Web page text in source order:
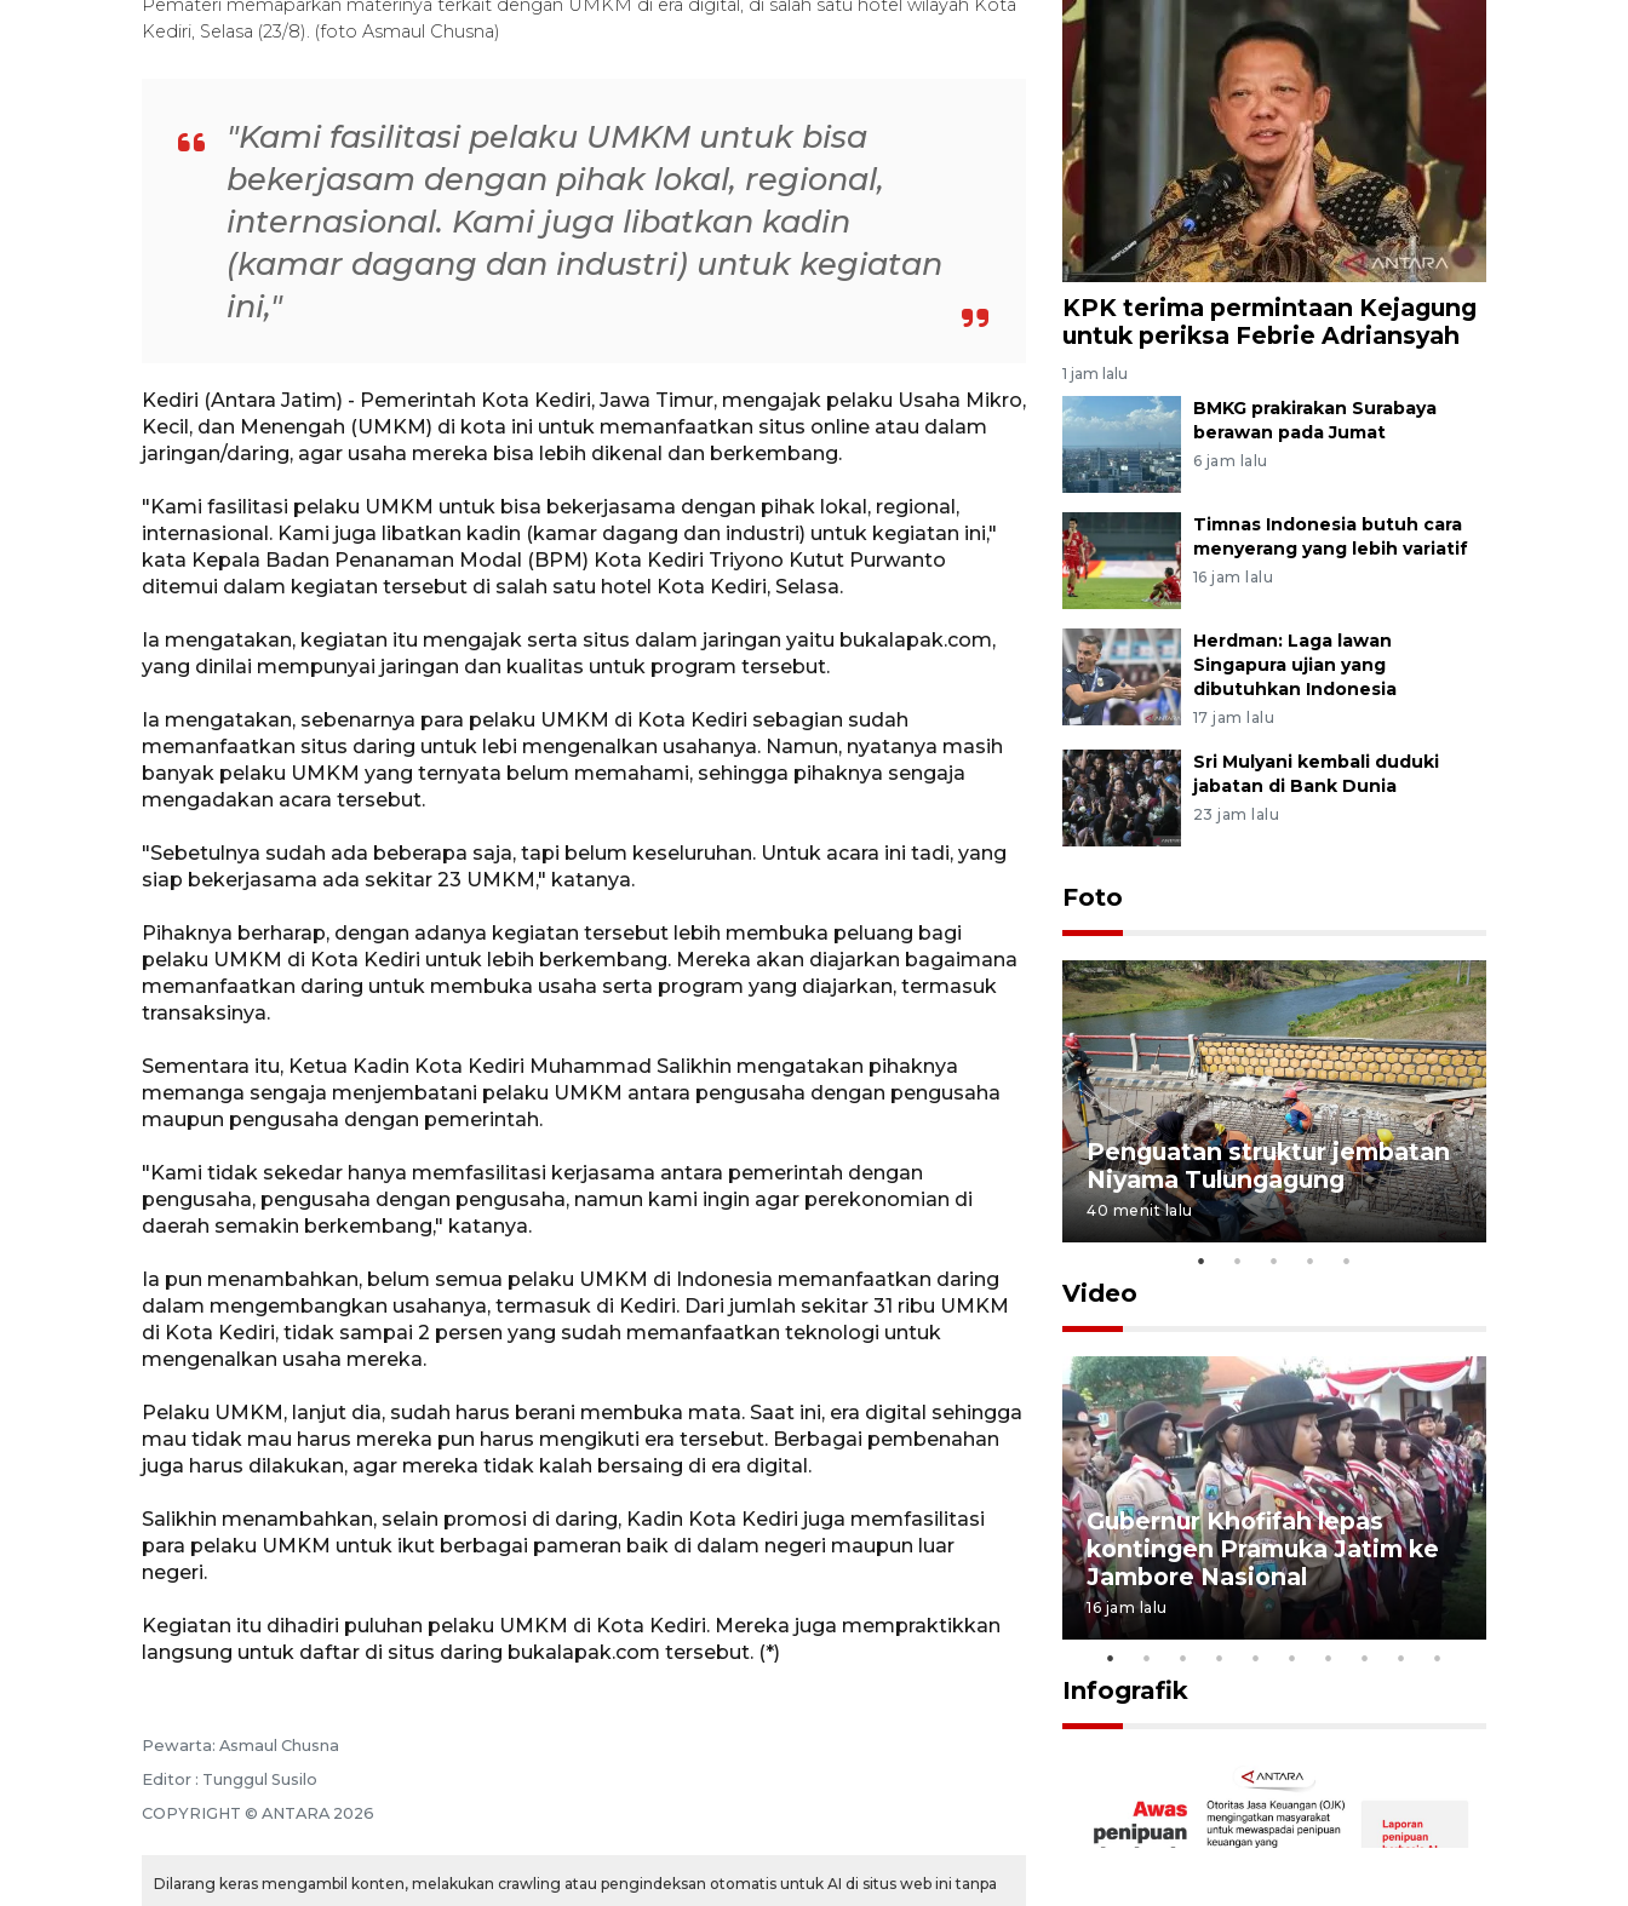
Pemateri memaparkan materinya terkait dengan UMKM di era digital, di salah satu hotel wilayah Kota
Kediri, Selasa (23/8). (foto Asmaul Chusna)
"Kami fasilitasi pelaku UMKM untuk bisa
bekerjasam dengan pihak lokal, regional,
internasional. Kami juga libatkan kadin
(kamar dagang dan industri) untuk kegiatan
ini,"
Kediri (Antara Jatim) - Pemerintah Kota Kediri, Jawa Timur, mengajak pelaku Usaha Mikro,
Kecil, dan Menengah (UMKM) di kota ini untuk memanfaatkan situs online atau dalam
jaringan/daring, agar usaha mereka bisa lebih dikenal dan berkembang.
"Kami fasilitasi pelaku UMKM untuk bisa bekerjasama dengan pihak lokal, regional,
internasional. Kami juga libatkan kadin (kamar dagang dan industri) untuk kegiatan ini,"
kata Kepala Badan Penanaman Modal (BPM) Kota Kediri Triyono Kutut Purwanto
ditemui dalam kegiatan tersebut di salah satu hotel Kota Kediri, Selasa.
Ia mengatakan, kegiatan itu mengajak serta situs dalam jaringan yaitu bukalapak.com,
yang dinilai mempunyai jaringan dan kualitas untuk program tersebut.
Ia mengatakan, sebenarnya para pelaku UMKM di Kota Kediri sebagian sudah
memanfaatkan situs daring untuk lebi mengenalkan usahanya. Namun, nyatanya masih
banyak pelaku UMKM yang ternyata belum memahami, sehingga pihaknya sengaja
mengadakan acara tersebut.
"Sebetulnya sudah ada beberapa saja, tapi belum keseluruhan. Untuk acara ini tadi, yang
siap bekerjasama ada sekitar 23 UMKM," katanya.
Pihaknya berharap, dengan adanya kegiatan tersebut lebih membuka peluang bagi
pelaku UMKM di Kota Kediri untuk lebih berkembang. Mereka akan diajarkan bagaimana
memanfaatkan daring untuk membuka usaha serta program yang diajarkan, termasuk
transaksinya.
Sementara itu, Ketua Kadin Kota Kediri Muhammad Salikhin mengatakan pihaknya
memanga sengaja menjembatani pelaku UMKM antara pengusaha dengan pengusaha
maupun pengusaha dengan pemerintah.
"Kami tidak sekedar hanya memfasilitasi kerjasama antara pemerintah dengan
pengusaha, pengusaha dengan pengusaha, namun kami ingin agar perekonomian di
daerah semakin berkembang," katanya.
Ia pun menambahkan, belum semua pelaku UMKM di Indonesia memanfaatkan daring
dalam mengembangkan usahanya, termasuk di Kediri. Dari jumlah sekitar 31 ribu UMKM
di Kota Kediri, tidak sampai 2 persen yang sudah memanfaatkan teknologi untuk
mengenalkan usaha mereka.
Pelaku UMKM, lanjut dia, sudah harus berani membuka mata. Saat ini, era digital sehingga
mau tidak mau harus mereka pun harus mengikuti era tersebut. Berbagai pembenahan
juga harus dilakukan, agar mereka tidak kalah bersaing di era digital.
Salikhin menambahkan, selain promosi di daring, Kadin Kota Kediri juga memfasilitasi
para pelaku UMKM untuk ikut berbagai pameran baik di dalam negeri maupun luar
negeri.
Kegiatan itu dihadiri puluhan pelaku UMKM di Kota Kediri. Mereka juga mempraktikkan
langsung untuk daftar di situs daring bukalapak.com tersebut. (*)
Pewarta: Asmaul Chusna
Editor : Tunggul Susilo
COPYRIGHT © ANTARA 2026
Dilarang keras mengambil konten, melakukan crawling atau pengindeksan otomatis untuk AI di situs web ini tanpa
KPK terima permintaan Kejagung
untuk periksa Febrie Adriansyah
1 jam lalu
BMKG prakirakan Surabaya
berawan pada Jumat
6 jam lalu
Timnas Indonesia butuh cara
menyerang yang lebih variatif
16 jam lalu
Herdman: Laga lawan
Singapura ujian yang
dibutuhkan Indonesia
17 jam lalu
Sri Mulyani kembali duduki
jabatan di Bank Dunia
23 jam lalu
Foto
ekonomi Piala Presiden 2026
1 jam lalu
Penguatan struktur jembatan
Niyama Tulungagung
40 menit lalu
Video
BNPB optimalkan penguatan
Desa Tangguh Bencana di
Gubernur Khofifah lepas
kontingen Pramuka Jatim ke
Jambore Nasional
16 jam lalu
Infografik